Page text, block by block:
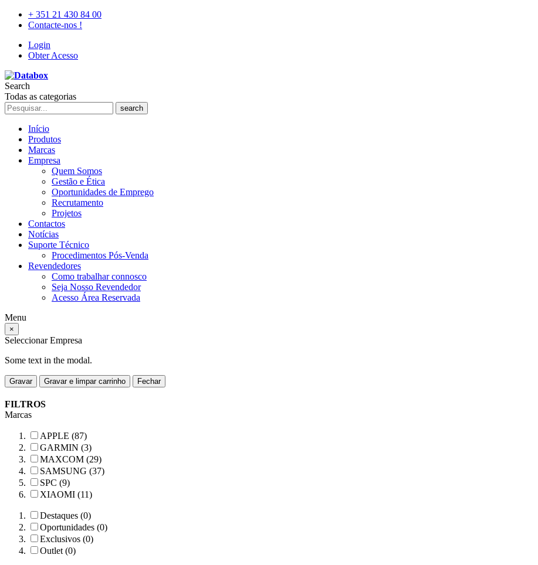
+ 351 21 430 84 00
Contacte-nos !
Login
Obter Acesso
Search
Todas as categorias
search
Início
Produtos
Marcas
Empresa
Quem Somos
Gestão e Ética
Oportunidades de Emprego
Recrutamento
Projetos
Contactos
Notícias
Suporte Técnico
Procedimentos Pós-Venda
Revendedores
Como trabalhar connosco
Seja Nosso Revendedor
Acesso Área Reservada
Menu
×
Seleccionar Empresa
Some text in the modal.
Gravar Gravar e limpar carrinho Fechar
FILTROS
Marcas
APPLE (87)
GARMIN (3)
MAXCOM (29)
SAMSUNG (37)
SPC (9)
XIAOMI (11)
Destaques (0)
Oportunidades (0)
Exclusivos (0)
Outlet (0)